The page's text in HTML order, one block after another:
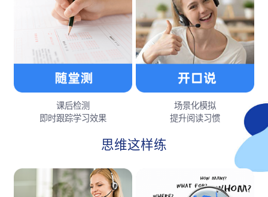
课后检测
即时跟踪学习效果
场景化模拟
提升阅读习惯
思维这样练